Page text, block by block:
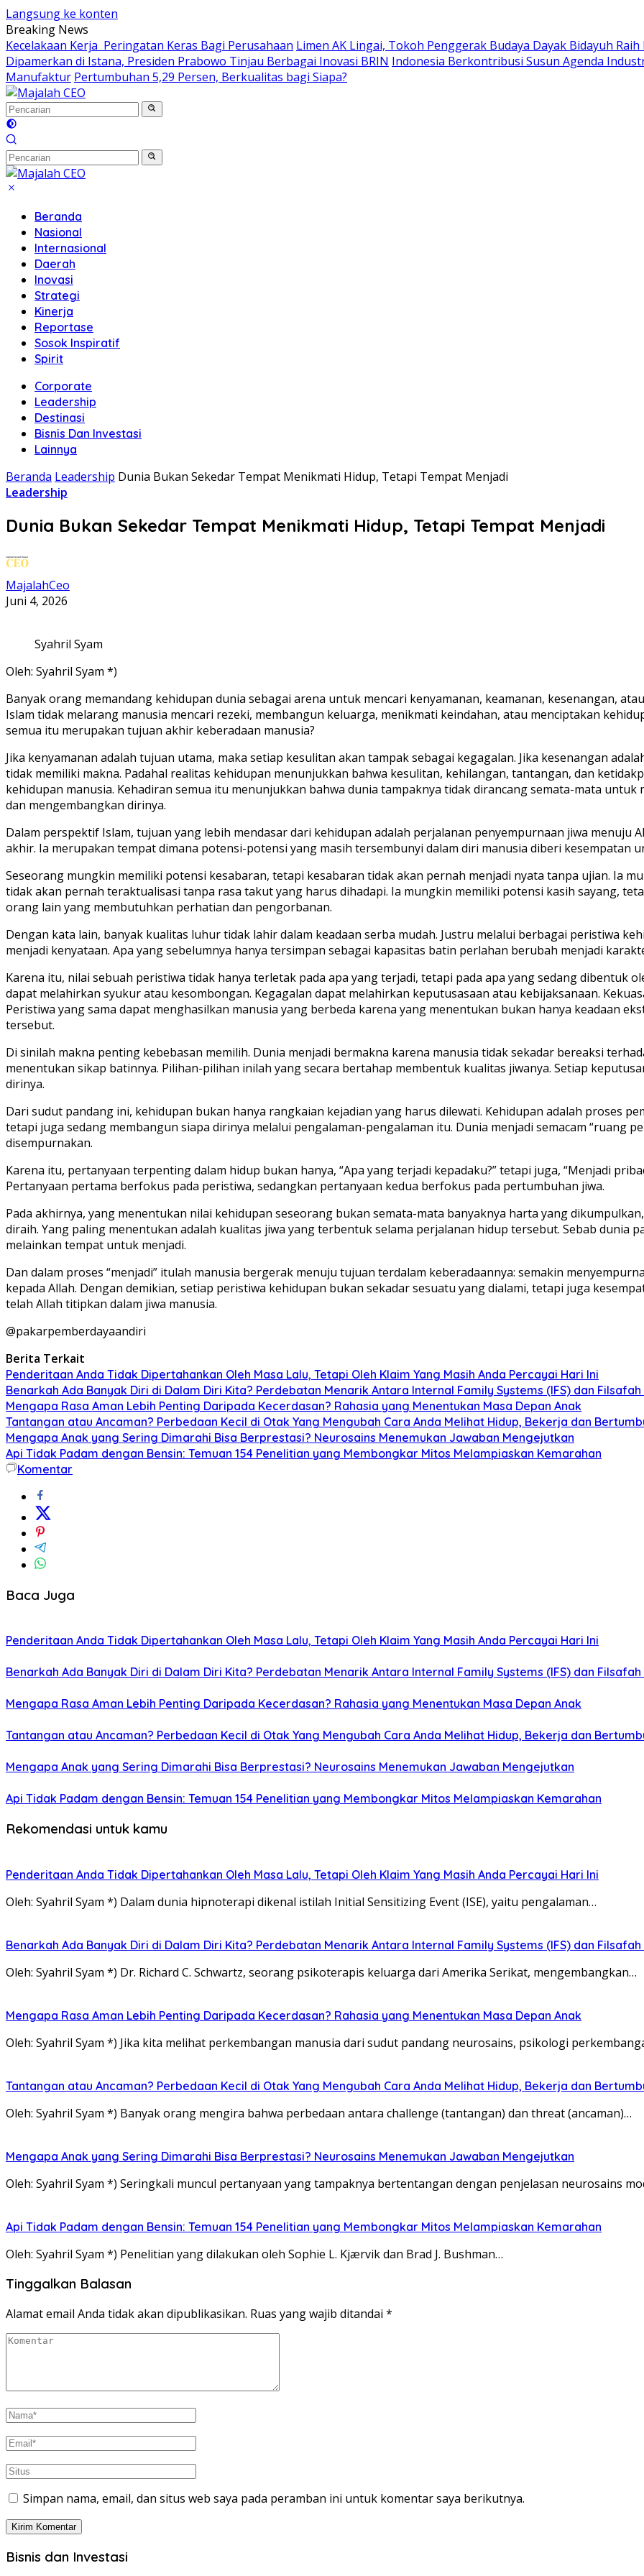
Langsung ke konten
Breaking News
Kecelakaan Kerja Peringatan Keras Bagi Perusahaan Limen AK Lingai, Tokoh Penggerak Budaya Dayak Bidayuh
Dipamerkan di Istana, Presiden Prabowo Tinjau Berbagai Inovasi BRIN Indonesia Berkontribusi Susun Agenda
Manufaktur Pertumbuhan 5,29 Persen, Berkualitas bagi Siapa?
Beranda
Nasional
Internasional
Daerah
Inovasi
Strategi
Kinerja
Reportase
Sosok Inspiratif
Spirit
Corporate
Leadership
Destinasi
Bisnis Dan Investasi
Lainnya
Beranda Leadership Dunia Bukan Sekedar Tempat Menikmati Hidup, Tetapi Tempat Menjadi
Leadership
Dunia Bukan Sekedar Tempat Menikmati Hidup, Tetapi Tempat Menjadi
MajalahCeo
Juni 4, 2026
Syahril Syam
Oleh: Syahril Syam *)
Banyak orang memandang kehidupan dunia sebagai arena untuk mencari kenyamanan, keamanan, kesenangan,
Islam tidak melarang manusia mencari rezeki, membangun keluarga, menikmati keindahan, atau menciptakan
semua itu merupakan tujuan akhir keberadaan manusia?
Jika kenyamanan adalah tujuan utama, maka setiap kesulitan akan tampak sebagai kegagalan. Jika kesenangan
tidak memiliki makna. Padahal realitas kehidupan menunjukkan bahwa kesulitan, kehilangan, tantangan, dan
kehidupan manusia. Kehadiran semua itu menunjukkan bahwa dunia tampaknya tidak dirancang semata-mata
dan mengembangkan dirinya.
Dalam perspektif Islam, tujuan yang lebih mendasar dari kehidupan adalah perjalanan penyempurnaan jiwa menuju
akhir. Ia merupakan tempat dimana potensi-potensi yang masih tersembunyi dalam diri manusia diberi kesempatan
Seseorang mungkin memiliki potensi kesabaran, tetapi kesabaran tidak akan pernah menjadi nyata tanpa ujian. Ia
tidak akan pernah teraktualisasi tanpa rasa takut yang harus dihadapi. Ia mungkin memiliki potensi kasih sayang,
orang lain yang membutuhkan perhatian dan pengorbanan.
Dengan kata lain, banyak kualitas luhur tidak lahir dalam keadaan serba mudah. Justru melalui berbagai peristiwa
menjadi kenyataan. Apa yang sebelumnya hanya tersimpan sebagai kapasitas batin perlahan berubah menjadi
Karena itu, nilai sebuah peristiwa tidak hanya terletak pada apa yang terjadi, tetapi pada apa yang sedang dibentuk
dapat melahirkan syukur atau kesombongan. Kegagalan dapat melahirkan keputusasaan atau kebijaksanaan.
Peristiwa yang sama dapat menghasilkan manusia yang berbeda karena yang menentukan bukan hanya keadaan
tersebut.
Di sinilah makna penting kebebasan memilih. Dunia menjadi bermakna karena manusia tidak sekadar bereaksi
menentukan sikap batinnya. Pilihan-pilihan inilah yang secara bertahap membentuk kualitas jiwanya. Setiap
dirinya.
Dari sudut pandang ini, kehidupan bukan hanya rangkaian kejadian yang harus dilewati. Kehidupan adalah proses
tetapi juga sedang membangun siapa dirinya melalui pengalaman-pengalaman itu. Dunia menjadi semacam “ruang
disempurnakan.
Karena itu, pertanyaan terpenting dalam hidup bukan hanya, “Apa yang terjadi kepadaku?” tetapi juga, “Menjadi
Pertanyaan pertama berfokus pada peristiwa, sedangkan pertanyaan kedua berfokus pada pertumbuhan jiwa.
Pada akhirnya, yang menentukan nilai kehidupan seseorang bukan semata-mata banyaknya harta yang
diraih. Yang paling menentukan adalah kualitas jiwa yang terbentuk selama perjalanan hidup tersebut. Sebab dunia
melainkan tempat untuk menjadi.
Dan dalam proses “menjadi” itulah manusia bergerak menuju tujuan terdalam keberadaannya: semakin
kepada Allah. Dengan demikian, setiap peristiwa kehidupan bukan sekadar sesuatu yang dialami, tetapi juga
telah Allah titipkan dalam jiwa manusia.
@pakarpemberdayaandiri
Berita Terkait
Penderitaan Anda Tidak Dipertahankan Oleh Masa Lalu, Tetapi Oleh Klaim Yang Masih Anda Percayai Hari Ini
Benarkah Ada Banyak Diri di Dalam Diri Kita? Perdebatan Menarik Antara Internal Family Systems (IFS) dan Filsafah
Mengapa Rasa Aman Lebih Penting Daripada Kecerdasan? Rahasia yang Menentukan Masa Depan Anak
Tantangan atau Ancaman? Perbedaan Kecil di Otak Yang Mengubah Cara Anda Melihat Hidup, Bekerja dan
Mengapa Anak yang Sering Dimarahi Bisa Berprestasi? Neurosains Menemukan Jawaban Mengejutkan
Api Tidak Padam dengan Bensin: Temuan 154 Penelitian yang Membongkar Mitos Melampiaskan Kemarahan
Komentar
Baca Juga
Penderitaan Anda Tidak Dipertahankan Oleh Masa Lalu, Tetapi Oleh Klaim Yang Masih Anda Percayai Hari Ini
Benarkah Ada Banyak Diri di Dalam Diri Kita? Perdebatan Menarik Antara Internal Family Systems (IFS) dan Filsafah
Mengapa Rasa Aman Lebih Penting Daripada Kecerdasan? Rahasia yang Menentukan Masa Depan Anak
Tantangan atau Ancaman? Perbedaan Kecil di Otak Yang Mengubah Cara Anda Melihat Hidup, Bekerja dan
Mengapa Anak yang Sering Dimarahi Bisa Berprestasi? Neurosains Menemukan Jawaban Mengejutkan
Api Tidak Padam dengan Bensin: Temuan 154 Penelitian yang Membongkar Mitos Melampiaskan Kemarahan
Rekomendasi untuk kamu
Penderitaan Anda Tidak Dipertahankan Oleh Masa Lalu, Tetapi Oleh Klaim Yang Masih Anda Percayai Hari Ini
Oleh: Syahril Syam *) Dalam dunia hipnoterapi dikenal istilah Initial Sensitizing Event (ISE), yaitu pengalaman…
Benarkah Ada Banyak Diri di Dalam Diri Kita? Perdebatan Menarik Antara Internal Family Systems (IFS) dan Filsafah
Oleh: Syahril Syam *) Dr. Richard C. Schwartz, seorang psikoterapis keluarga dari Amerika Serikat, mengembangkan…
Mengapa Rasa Aman Lebih Penting Daripada Kecerdasan? Rahasia yang Menentukan Masa Depan Anak
Oleh: Syahril Syam *) Jika kita melihat perkembangan manusia dari sudut pandang neurosains, psikologi
Tantangan atau Ancaman? Perbedaan Kecil di Otak Yang Mengubah Cara Anda Melihat Hidup, Bekerja dan
Oleh: Syahril Syam *) Banyak orang mengira bahwa perbedaan antara challenge (tantangan) dan threat (ancaman)…
Mengapa Anak yang Sering Dimarahi Bisa Berprestasi? Neurosains Menemukan Jawaban Mengejutkan
Oleh: Syahril Syam *) Seringkali muncul pertanyaan yang tampaknya bertentangan dengan penjelasan neurosains
Api Tidak Padam dengan Bensin: Temuan 154 Penelitian yang Membongkar Mitos Melampiaskan Kemarahan
Oleh: Syahril Syam *) Penelitian yang dilakukan oleh Sophie L. Kjærvik dan Brad J. Bushman…
Tinggalkan Balasan
Alamat email Anda tidak akan dipublikasikan. Ruas yang wajib ditandai *
Simpan nama, email, dan situs web saya pada peramban ini untuk komentar saya berikutnya.
Bisnis dan Investasi